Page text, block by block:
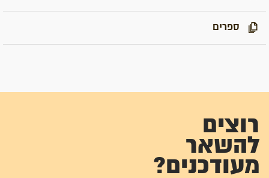
ספרים
רוצים
להשאר
מעודכנים?